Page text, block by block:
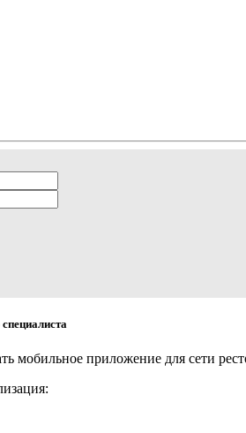
мобильное приложение для сети